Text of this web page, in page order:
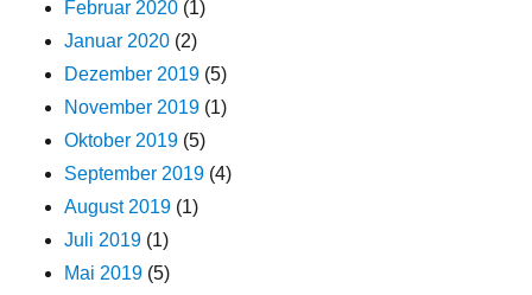
Februar 2020 (1)
Januar 2020 (2)
Dezember 2019 (5)
November 2019 (1)
Oktober 2019 (5)
September 2019 (4)
August 2019 (1)
Juli 2019 (1)
Mai 2019 (5)